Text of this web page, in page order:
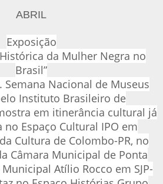
ABRIL
Exposição
da Mulher Negra no
Brasil”
Semana Nacional de Museus
Instituto Brasileiro de
em itinerância cultural já
Espaço Cultural IPO em
Cultura de Colombo-PR, no
Câmara Municipal de Ponta
Atílio Rocco em SJP-